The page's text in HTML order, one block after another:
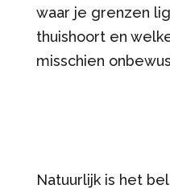
waar je grenzen
thuishoort en
misschien
Natuurlijk is het